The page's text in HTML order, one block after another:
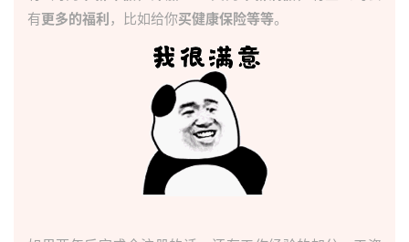
西有更多的福利，比如给你买健康保险等等。